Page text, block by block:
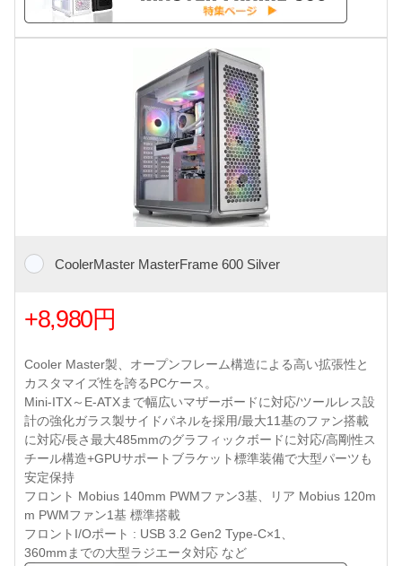
CoolerMaster MasterFrame 600 Silver
+8,980円
Cooler Master製、オープンフレーム構造による高い拡張性と
カスタマイズ性を誇るPCケース。
Mini-ITX～E-ATXまで幅広いマザーボードに対応/ツールレス設
計の強化ガラス製サイドパネルを採用/最大11基のファン搭載
に対応/長さ最大485mmのグラフィックボードに対応/高剛性ス
チール構造+GPUサポートブラケット標準装備で大型パーツも
安定保持
フロント Mobius 140mm PWMファン3基、リア Mobius 120m
m PWMファン1基 標準搭載
フロントI/Oポート : USB 3.2 Gen2 Type-C×1、
360mmまでの大型ラジエータ対応 など